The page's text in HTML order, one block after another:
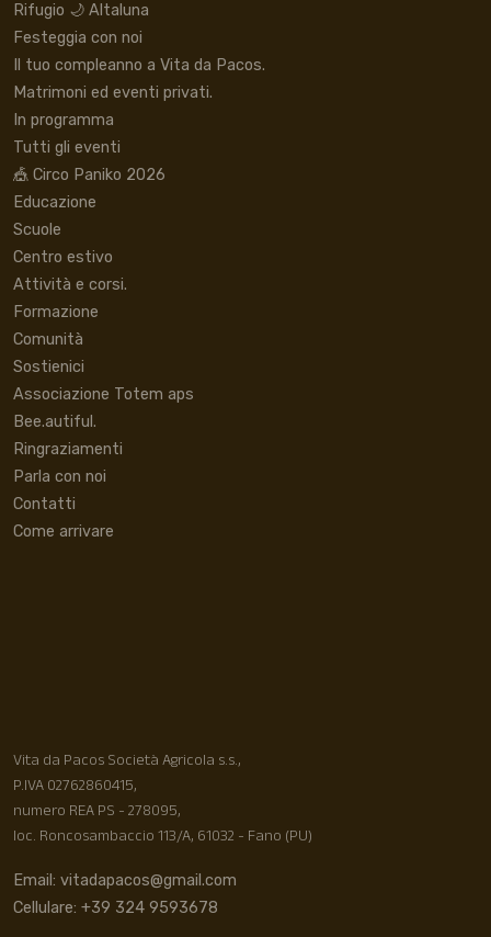
Rifugio 🌙 Altaluna
Festeggia con noi
Il tuo compleanno a Vita da Pacos.
Matrimoni ed eventi privati.
In programma
Tutti gli eventi
🎪 Circo Paniko 2026
Educazione
Scuole
Centro estivo
Attività e corsi.
Formazione
Comunità
Sostienici
Associazione Totem aps
Bee.autiful.
Ringraziamenti
Parla con noi
Contatti
Come arrivare
Vita da Pacos Società Agricola s.s.,
P.IVA 02762860415,
numero REA PS - 278095,
loc. Roncosambaccio 113/A, 61032 - Fano (PU)
Email: vitadapacos@gmail.com
Cellulare: +39 324 9593678